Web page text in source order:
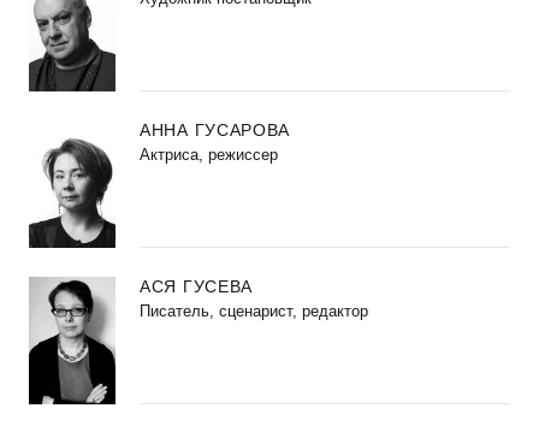
АННА ГУСАРОВА
Актриса, режиссер
АСЯ ГУСЕВА
Писатель, сценарист, редактор